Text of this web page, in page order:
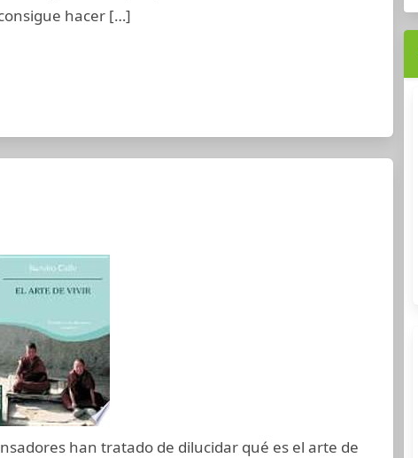
hacer […]
han tratado de dilucidar qué es el arte de